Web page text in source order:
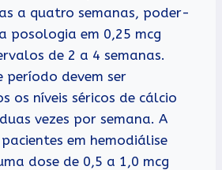
a quatro semanas, poder-
posologia em 0,25 mcg
de 2 a 4 semanas.
período devem ser
os níveis séricos de cálcio
vezes por semana. A
em hemodiálise
dose de 0,5 a 1,0 mcg